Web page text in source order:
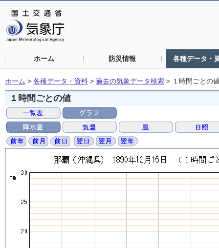
ホーム 防災情報 各種データ・
ホーム > 各種データ・資料 > 過去の気象データ検索 > １時間ごとの
１時間ごとの値